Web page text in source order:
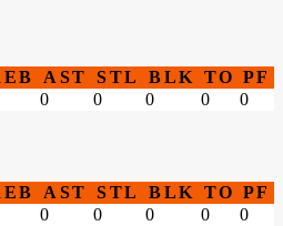
AST STL BLK TO PF
0 0 0 0 0
AST STL BLK TO PF
0 0 0 0 0